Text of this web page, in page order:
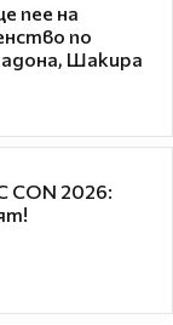
пее на
по
Шакира
CON 2026: